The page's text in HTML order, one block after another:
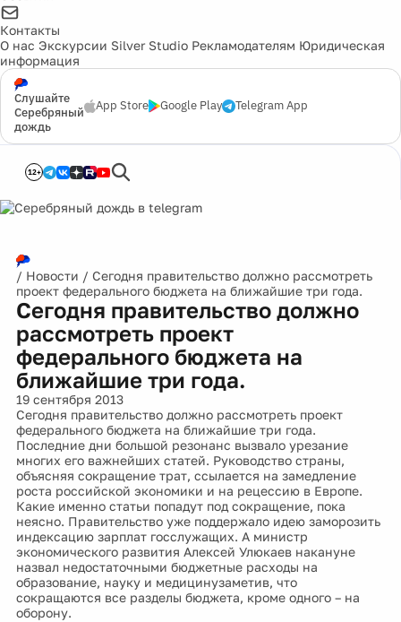
Контакты
О нас Экскурсии Silver Studio Рекламодателям Юридическая
информация
Слушайте
Серебряный
дождь
App Store Google Play Telegram App
12+
/ Новости / Сегодня правительство должно рассмотреть
проект федерального бюджета на ближайшие три года.
Сегодня правительство должно
рассмотреть проект
федерального бюджета на
ближайшие три года.
19 сентября 2013
Сегодня правительство должно рассмотреть проект
федерального бюджета на ближайшие три года.
Последние дни большой резонанс вызвало урезание
многих его важнейших статей. Руководство страны,
объясняя сокращение трат, ссылается на замедление
роста российской экономики и на рецессию в Европе.
Какие именно статьи попадут под сокращение, пока
неясно. Правительство уже поддержало идею заморозить
индексацию зарплат госслужащих. А министр
экономического развития Алексей Улюкаев накануне
назвал недостаточными бюджетные расходы на
образование, науку и медицинузаметив, что
сокращаются все разделы бюджета, кроме одного – на
оборону.